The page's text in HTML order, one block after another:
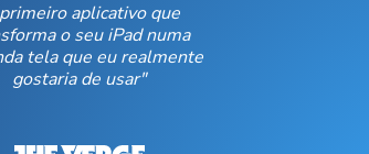
aplicativo que
o seu iPad numa
tela que eu realmente
gostaria de usar"